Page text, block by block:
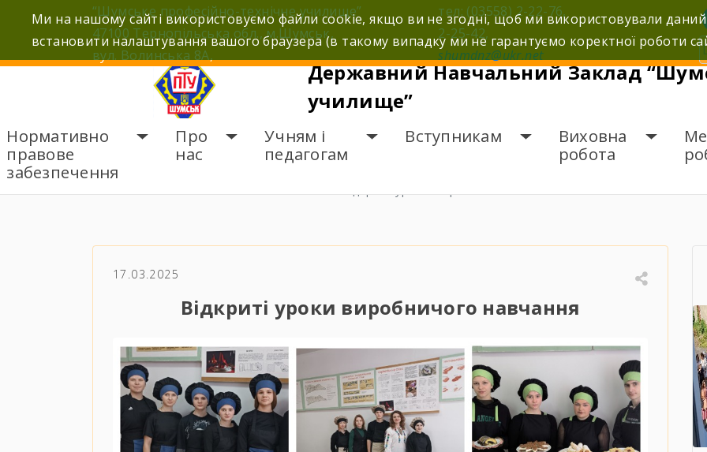
“Шумське професійно-технічне училище”
47100 Тернопільська обл., м.Шумськ,
вул. Волинська 8А,
тел: (03558) 2-22-76,
2-25-42,
shumdnz@ukr.net
Державний Навчальний Заклад
училище”
Нормативно
правове
забезпечення
Про
нас
Учням і
педагогам
Вступникам
Виховна
робота
17.03.2025
Відкриті уроки виробничого навчання
Ми на нашому сайті використовуємо файли cookie, якщо ви не згодні, щоб ми використовували
встановити налаштування вашого браузера (в такому випадку ми не гарантуємо коректної роботи